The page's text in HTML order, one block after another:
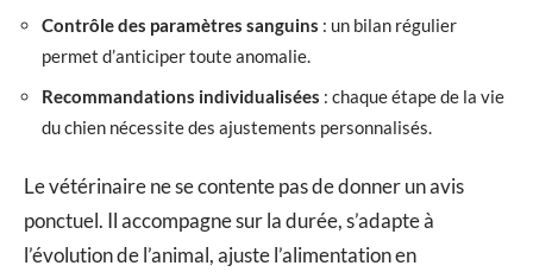
Contrôle des paramètres sanguins : un bilan régulier
permet d’anticiper toute anomalie.
Recommandations individualisées : chaque étape de la vie
du chien nécessite des ajustements personnalisés.
Le vétérinaire ne se contente pas de donner un avis
ponctuel. Il accompagne sur la durée, s’adapte à
l’évolution de l’animal, ajuste l’alimentation en